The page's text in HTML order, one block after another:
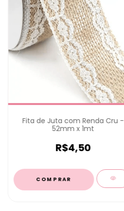
Fita de Juta com Renda Cru -
52mm x 1mt
R$4,50